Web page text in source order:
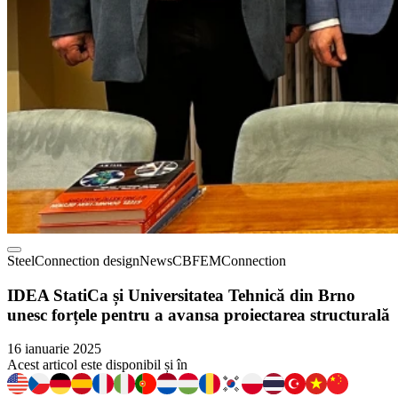
SteelConnection designNewsCBFEMConnection
IDEA StatiCa și Universitatea Tehnică din Brno
unesc forțele pentru a avansa proiectarea structurală
16 ianuarie 2025
Acest articol este disponibil și în